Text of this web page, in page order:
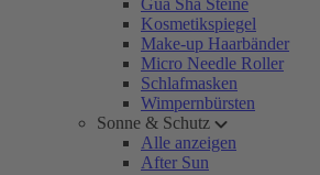
Gua Sha Steine
Kosmetikspiegel
Make-up Haarbänder
Micro Needle Roller
Schlafmasken
Wimpernbürsten
Sonne & Schutz
Alle anzeigen
After Sun